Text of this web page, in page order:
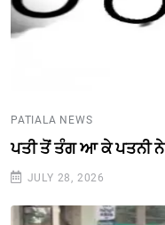
PATIALA NEWS
ਪਤੀ ਤੋਂ ਤੰਗ ਆ ਕੇ ਪਤਨੀ ਨੇ
JULY 28, 2026